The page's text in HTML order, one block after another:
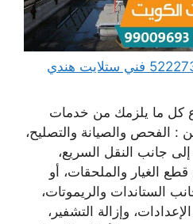
فني ستلايت المطلاع 52227330 فني ستلايت هندي
كل ما يلزمك من خدمات
: الفحص والصيانة والتصليح،
جانب النقل السريع،
الغيار والملحقات، أو
الستاندات والريموتات،
وإزالة التشفير،